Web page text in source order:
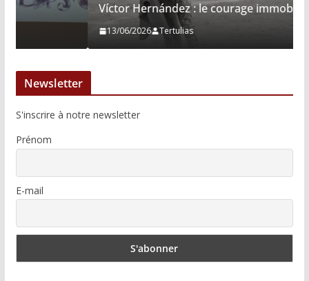
Víctor Hernández : le courage immobile
Tertulias
Newsletter
S'inscrire à notre newsletter
Prénom
E-mail